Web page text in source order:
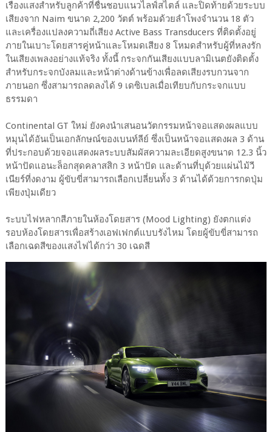
เรืองแสงสำหรับลูกค้าที่ชื่นชอบแนวไลฟ์สไตล์ และปิดท้ายด้วยระบบ
เสียงจาก Naim ขนาด 2,200 วัตต์ พร้อมด้วยลำโพงจำนวน 18 ตัว
และเครื่องแปลงความถี่เสียง Active Bass Transducers ที่ติดตั้งอยู่
ภายในเบาะโดยสารคู่หน้าและโหมดเสียง 8 โหมดสำหรับผู้ที่หลงรัก
ในเสียงเพลงอย่างแท้จริง ทั้งนี้ กระจกกันเสียงแบบลามิเนตยังติดตั้ง
สำหรับกระจกบังลมและหน้าต่างด้านข้างเพื่อลดเสียงรบกวนจาก
ภายนอก ซึ่งสามารถลดลงได้ 9 เดซิเบลเมื่อเทียบกับกระจกแบบ
ธรรมดา
Continental GT ใหม่ ยังคงนำเสนอนวัตกรรมหน้าจอแสดงผลแบบ
หมุนได้อันเป็นเอกลักษณ์ของเบนท์ลีย์ ซึ่งเป็นหน้าจอแสดงผล 3 ด้าน
ที่ประกอบด้วยจอแสดงผลระบบสัมผัสความละเอียดสูงขนาด 12.3 นิ้ว
หน้าปัดแอนะล็อกสุดคลาสสิก 3 หน้าปัด และด้านที่บุด้วยแผ่นไม้วี
เนียร์ที่งดงาม ผู้ขับขี่สามารถเลือกเปลี่ยนทั้ง 3 ด้านได้ด้วยการกดปุ่ม
เพียงปุ่มเดียว
ระบบไฟหลากสีภายในห้องโดยสาร (Mood Lighting) ยังตกแต่ง
รอบห้องโดยสารเพื่อสร้างเอฟเฟกต์แบบรังไหม โดยผู้ขับขี่สามารถ
เลือกเฉดสีของแสงไฟได้กว่า 30 เฉดสี